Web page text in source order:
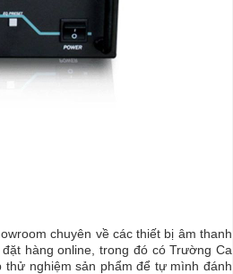
chuyên về các thiết bị âm thanh
hàng online, trong đó có Trường Ca
nghiệm sản phẩm để tự mình đánh